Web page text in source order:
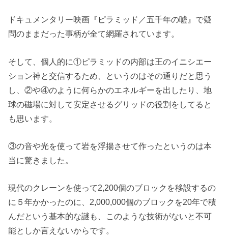
ドキュメンタリー映画『ピラミッド／五千年の嘘』で疑
問のままだった事柄が全て網羅されています。
そして、個人的に①ピラミッドの内部は王のイニシエー
ション神と交信するため、というのはその通りだと思う
し、②や④のように何らかのエネルギーを出したり、地
球の磁場に対して安定させるグリッドの役割をしてると
も思います。
③の音や光を使って岩を浮揚させて作ったというのは本
当に驚きました。
現代のクレーンを使って2,200個のブロックを移設するの
に５年かかったのに、2,000,000個のブロックを20年で積
んだという基本的な謎も、このような技術がないと不可
能としか言えないからです。